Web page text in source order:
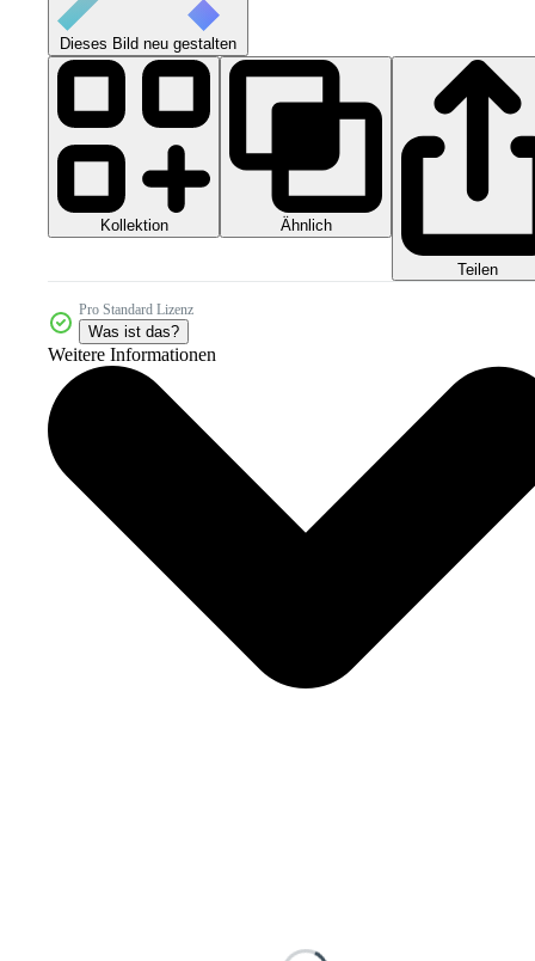
Dieses Bild neu gestalten
Kollektion Ähnlich
Teilen
Pro Standard Lizenz
Was ist das?
Weitere Informationen